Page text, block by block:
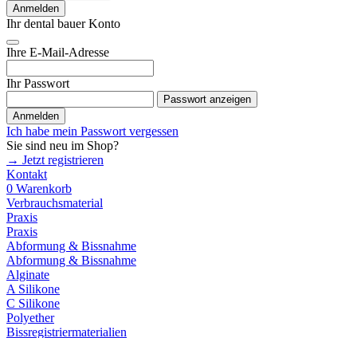
Anmelden
Ihr dental bauer Konto
Ihre E-Mail-Adresse
Ihr Passwort
Passwort anzeigen
Anmelden
Ich habe mein Passwort vergessen
Sie sind neu im Shop?
→ Jetzt registrieren
Kontakt
0 Warenkorb
Verbrauchsmaterial
Praxis
Praxis
Abformung & Bissnahme
Abformung & Bissnahme
Alginate
A Silikone
C Silikone
Polyether
Bissregistriermaterialien